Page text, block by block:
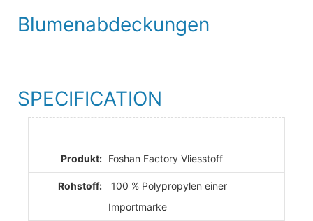
Blumenabdeckungen
SPECIFICATION
Produkt: Foshan Factory Vliesstoff
Rohstoff:
100 % Polypropylen einer
Importmarke